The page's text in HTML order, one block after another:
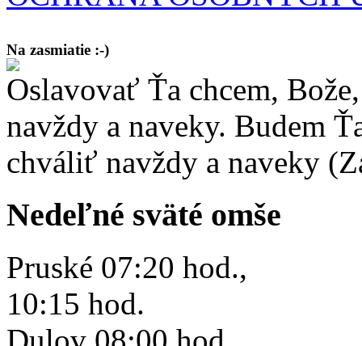
Na zasmiatie :-)
Malý chlapec sa modlí:
Pane Bože, ďakujem za otecka, za mamičku a prosím aj za Teba,
Oslavovať Ťa chcem,
navždy a naveky. Budem
chváliť navždy a naveky
Nedeľné sväté omše
Pruské 07:20 hod.,
10:15 hod.